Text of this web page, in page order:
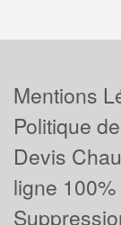
Mentions
Politique
Devis
ligne